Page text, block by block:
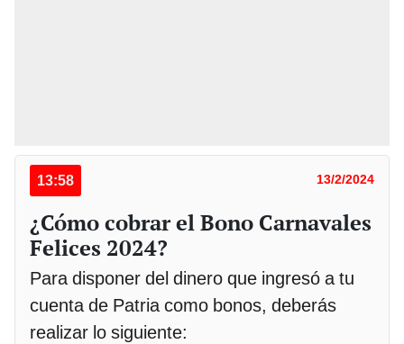
13:58 13/2/2024
¿Cómo cobrar el Bono Carnavales
Felices 2024?
Para disponer del dinero que ingresó a tu
cuenta de Patria como bonos, deberás
realizar lo siguiente: